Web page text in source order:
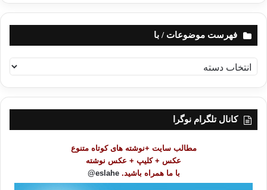
فهرست موضوعات / با
ه
ر
کانال تلگرام نوگرا
مطالب سایت +نوشته های کوتاه متنوع
عکس + کلیپ + عکس نوشته
با ما همراه باشید. eslahe@